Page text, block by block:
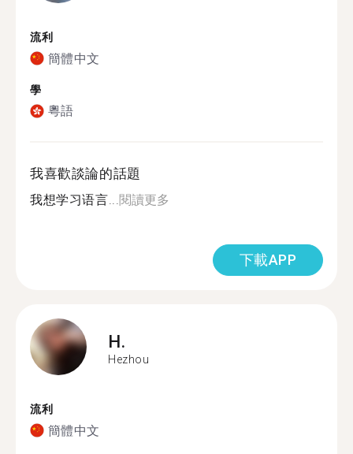
流利
簡體中文
學
粵語
我喜歡談論的話題
我想学习语言...閱讀更多
下載APP
H.
Hezhou
流利
簡體中文